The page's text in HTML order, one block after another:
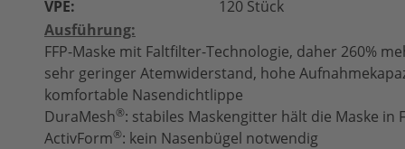
VPE:
120 Stück
Ausführung:
FFP-Maske mit Faltfilter-Technologie, daher 260%
sehr geringer Atemwiderstand, hohe
komfortable Nasendichtlippe
DuraMesh®: stabiles Maskengitter hält die Maske in
ActivForm®: kein Nasenbügel notwendig